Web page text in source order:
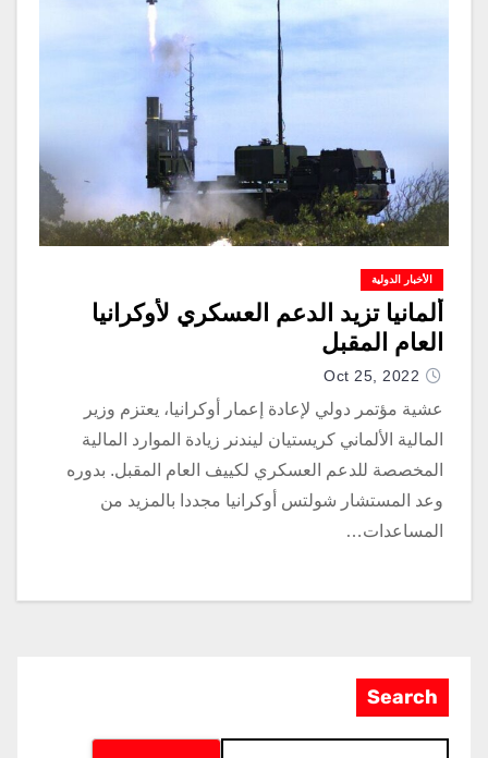
الأخبار الدولية
ألمانيا تزيد الدعم العسكري لأوكرانيا
العام المقبل
Oct 25, 2022
عشية مؤتمر دولي لإعادة إعمار أوكرانيا، يعتزم وزير
المالية الألماني كريستيان ليندنر زيادة الموارد المالية
المخصصة للدعم العسكري لكييف العام المقبل. بدوره
وعد المستشار شولتس أوكرانيا مجددا بالمزيد من
المساعدات…
Search